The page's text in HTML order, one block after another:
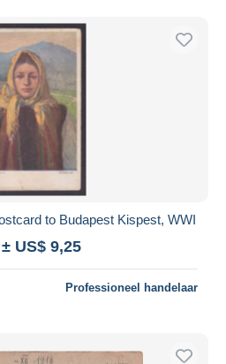
to Budapest Kispest, WWI
± US$ 9,25
Professioneel handelaar